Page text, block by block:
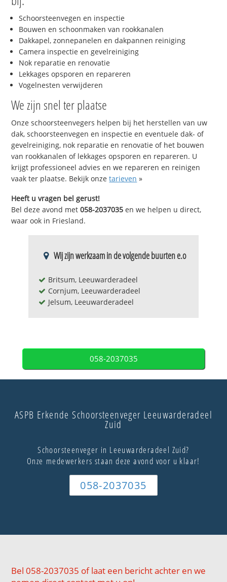
Schoorsteenvegen en inspectie
Bouwen en schoonmaken van rookkanalen
Dakkapel, zonnepanelen en dakpannen reiniging
Camera inspectie en gevelreiniging
Nok reparatie en renovatie
Lekkages opsporen en repareren
Vogelnesten verwijderen
We zijn snel ter plaatse
Onze schoorsteenvegers helpen bij het herstellen van uw
dak, schoorsteenvegen en inspectie en eventuele dak- of
gevelreiniging, nok reparatie en renovatie of het bouwen
van rookkanalen of lekkages opsporen en repareren. U
krijgt professioneel advies en we repareren en reinigen
vaak ter plaatse. Bekijk onzetarieven »
Heeft u vragen bel gerust!
Bel deze avond met058-2037035 en we helpen u direct,
waar ook in Friesland.
Wij zijn werkzaam in de volgende buurten e.o
Britsum, Leeuwarderadeel
Cornjum, Leeuwarderadeel
Jelsum, Leeuwarderadeel
058-2037035
ASPB Erkende Schoorsteenveger Leeuwarderadeel
Zuid
Schoorsteenveger in Leeuwarderadeel Zuid?
Onze medewerkers staan deze avond voor u klaar!
058-2037035
Bel 058-2037035 of laat een bericht achter en we